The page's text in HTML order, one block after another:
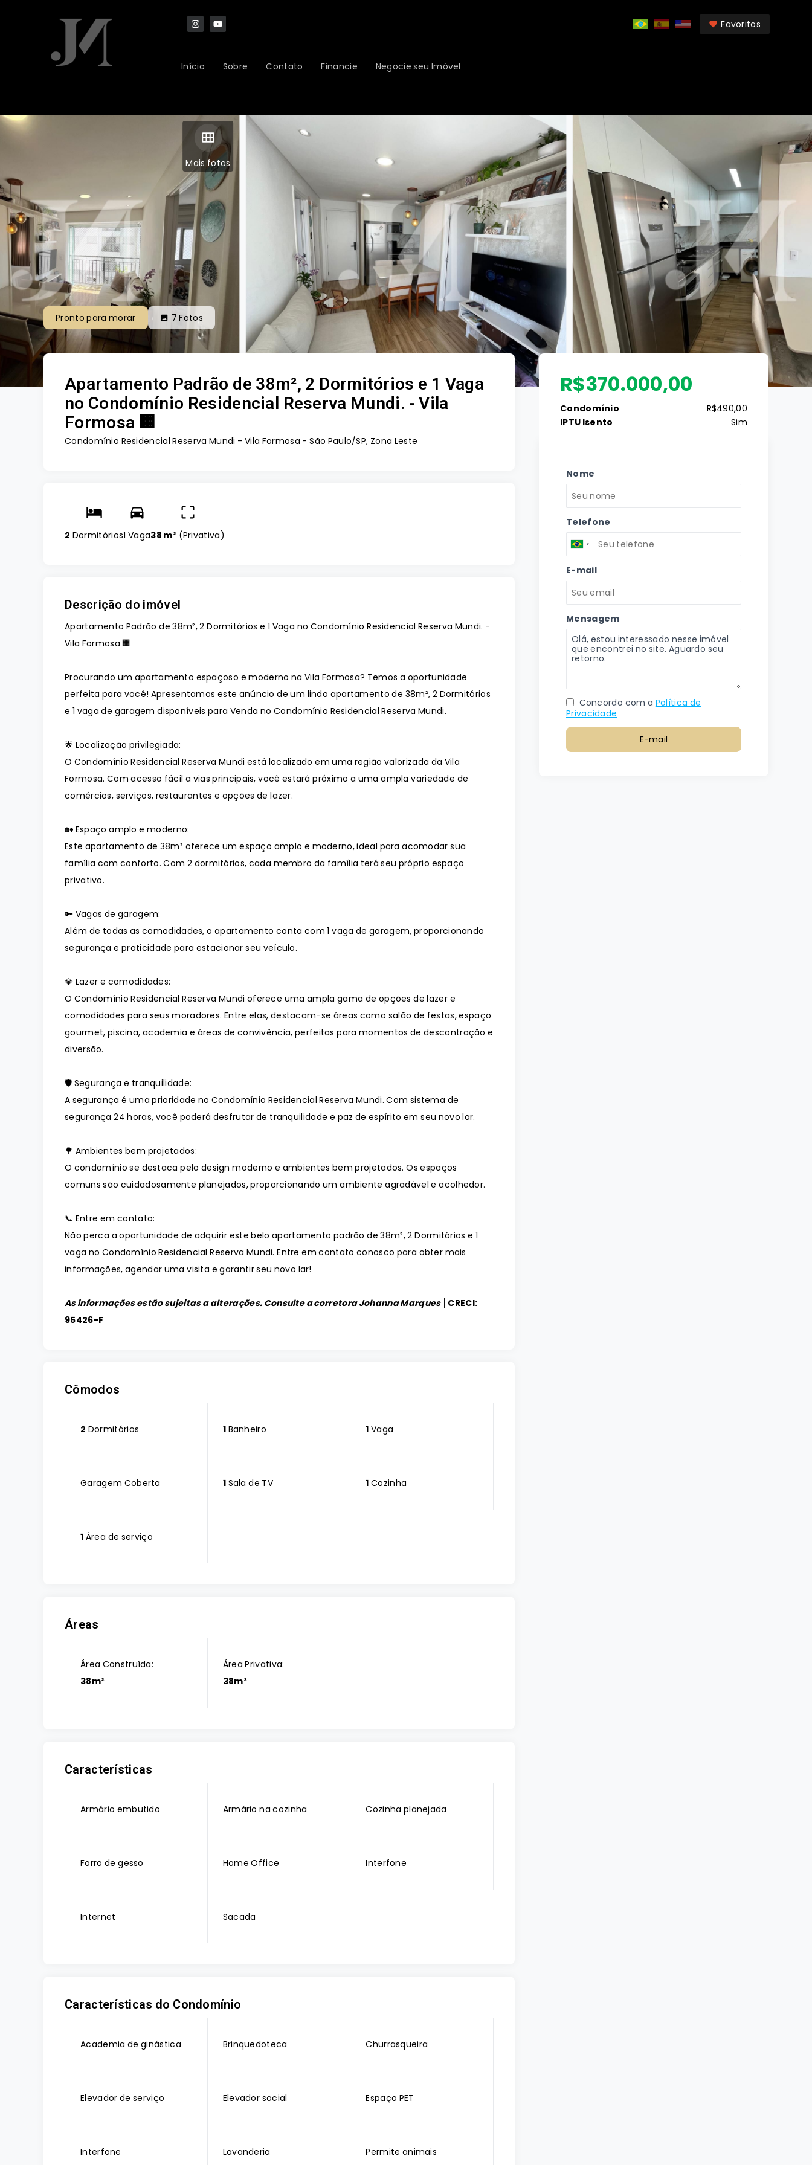
Favoritos
Início Sobre Contato Financie Negocie seu Imóvel
Mais fotos
Pronto para morar 7 Fotos
Apartamento Padrão de 38m², 2 Dormitórios e 1 Vaga
no Condomínio Residencial Reserva Mundi. - Vila
Formosa 🏢
Condomínio Residencial Reserva Mundi - Vila Formosa - São Paulo/SP, Zona Leste
2 Dormitórios1 Vaga38 m² (Privativa)
Descrição do imóvel
Apartamento Padrão de 38m², 2 Dormitórios e 1 Vaga no Condomínio Residencial Reserva Mundi. -
Vila Formosa 🏢
Procurando um apartamento espaçoso e moderno na Vila Formosa? Temos a oportunidade
perfeita para você! Apresentamos este anúncio de um lindo apartamento de 38m², 2 Dormitórios
e 1 vaga de garagem disponíveis para Venda no Condomínio Residencial Reserva Mundi.
🌟 Localização privilegiada:
O Condomínio Residencial Reserva Mundi está localizado em uma região valorizada da Vila
Formosa. Com acesso fácil a vias principais, você estará próximo a uma ampla variedade de
comércios, serviços, restaurantes e opções de lazer.
🏡 Espaço amplo e moderno:
Este apartamento de 38m² oferece um espaço amplo e moderno, ideal para acomodar sua
família com conforto. Com 2 dormitórios, cada membro da família terá seu próprio espaço
privativo.
🔑 Vagas de garagem:
Além de todas as comodidades, o apartamento conta com 1 vaga de garagem, proporcionando
segurança e praticidade para estacionar seu veículo.
💎 Lazer e comodidades:
O Condomínio Residencial Reserva Mundi oferece uma ampla gama de opções de lazer e
comodidades para seus moradores. Entre elas, destacam-se áreas como salão de festas, espaço
gourmet, piscina, academia e áreas de convivência, perfeitas para momentos de descontração e
diversão.
🛡️ Segurança e tranquilidade:
A segurança é uma prioridade no Condomínio Residencial Reserva Mundi. Com sistema de
segurança 24 horas, você poderá desfrutar de tranquilidade e paz de espírito em seu novo lar.
🌳 Ambientes bem projetados:
O condomínio se destaca pelo design moderno e ambientes bem projetados. Os espaços
comuns são cuidadosamente planejados, proporcionando um ambiente agradável e acolhedor.
📞 Entre em contato:
Não perca a oportunidade de adquirir este belo apartamento padrão de 38m², 2 Dormitórios e 1
vaga no Condomínio Residencial Reserva Mundi. Entre em contato conosco para obter mais
informações, agendar uma visita e garantir seu novo lar!
As informações estão sujeitas a alterações. Consulte a corretora Johanna Marques │ CRECI:
95426-F
Cômodos
2 Dormitórios 1Banheiro 1 Vaga
Garagem Coberta 1Sala de TV 1 Cozinha
1 Área de serviço
Áreas
Área Construída:
38m²
Área Privativa:
38m²
Características
Armário embutido Armário na cozinha Cozinha planejada
Forro de gesso Home Office Interfone
Internet Sacada
Características do Condomínio
Academia de ginástica Brinquedoteca Churrasqueira
Elevador de serviço Elevador social Espaço PET
Interfone Lavanderia Permite animais
R$370.000,00
Condomínio
R$490,00
IPTU Isento
Sim
Nome
Telefone
E-mail
Mensagem
Concordo com a Política de
Privacidade
E-mail